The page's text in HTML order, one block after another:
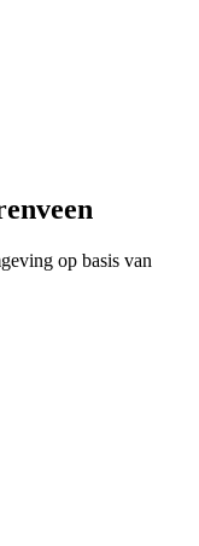
op basis van